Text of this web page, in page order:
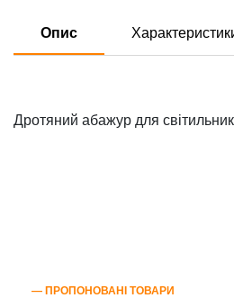
Опис
Дротяний абажур для
― ПРОПОНОВАНІ ТОВАРИ